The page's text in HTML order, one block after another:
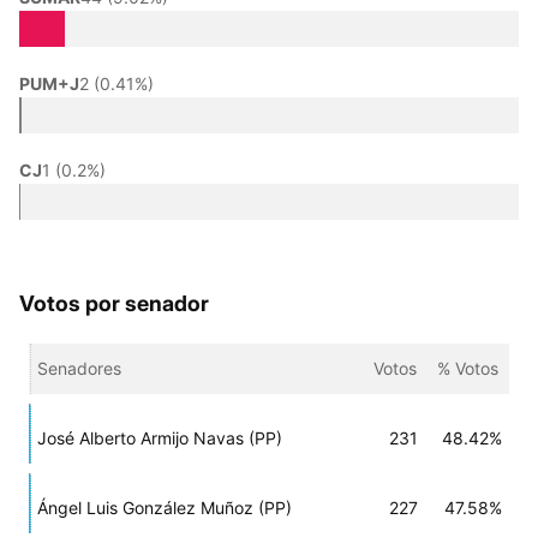
PUM+J2 (0.41%)
CJ1 (0.2%)
Votos por senador
Senadores Votos % Votos
José Alberto Armijo Navas (PP) 231 48.42%
Ángel Luis González Muñoz (PP) 227 47.58%